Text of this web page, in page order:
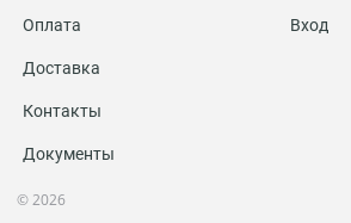
Оплата
Доставка
Контакты
Документы
Вход
© 2026